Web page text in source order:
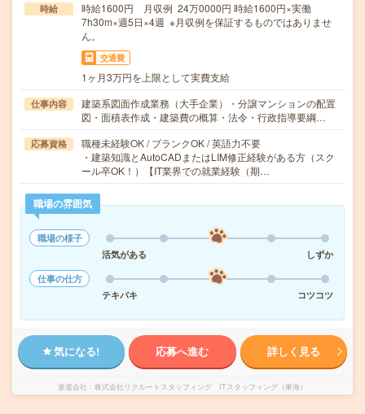
時給
時給1600円 月収例 24万0000円 時給1600円×実働
7h30m×週5日×4週 ※月収例を保証するものではありませ
ん。
交通費
1ヶ月3万円を上限として実費支給
仕事内容
建築系図面作成業務（大手企業）・分譲マンションの配置
図・面積表作成・建築費の概算・法令・行政指導要綱…
応募資格
職種未経験OK / ブランクOK / 英語力不要
・建築知識とAutoCADまたはLIM修正経験がある方（スク
ール卒OK！）【IT業界での就業経験（期…
職場の雰囲気
職場の様子
活気がある
しずか
仕事の仕方
テキパキ
コツコツ
気になる! 応募へ進む 詳しく見る
派遣会社 株式会社リクルートスタッフィング ITスタッフィング（東海）